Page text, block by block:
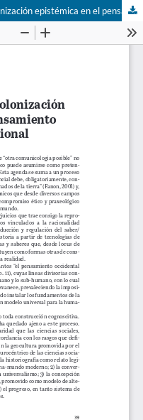
Introducción: Apuntes sobre descolonización epistémica en el pensamiento comunicológico regional